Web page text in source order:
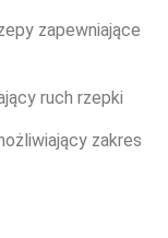
zapewniające
ruch rzepki
zakres